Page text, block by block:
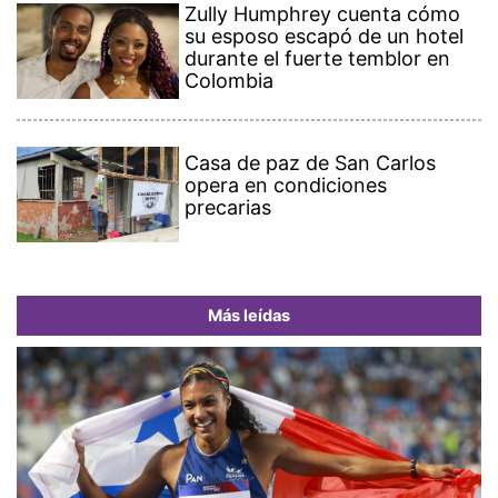
Zully Humphrey cuenta cómo
su esposo escapó de un hotel
durante el fuerte temblor en
Colombia
Casa de paz de San Carlos
opera en condiciones
precarias
Más leídas